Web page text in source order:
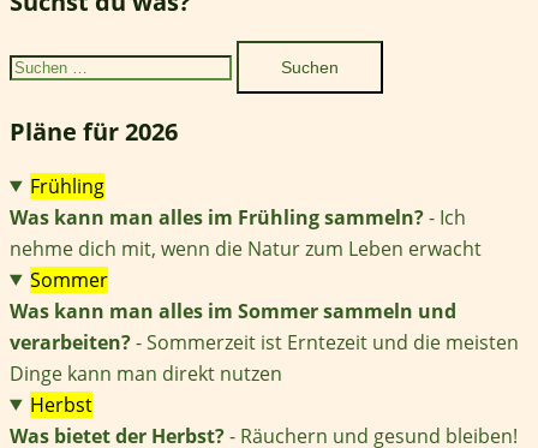
Suchen
nach:
Pläne für 2026
Frühling
Was kann man alles im Frühling sammeln?- Ich
nehme dich mit, wenn die Natur zum Leben erwacht
Sommer
Was kann man alles im Sommer sammeln und
verarbeiten?- Sommerzeit ist Erntezeit und die meisten
Dinge kann man direkt nutzen
Herbst
Was bietet der Herbst?- Räuchern und gesund bleiben!